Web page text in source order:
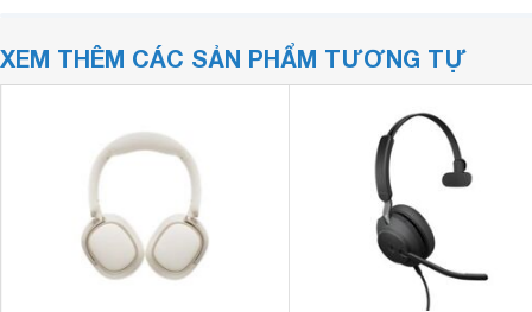
XEM THÊM CÁC SẢN PHẨM TƯƠNG TỰ